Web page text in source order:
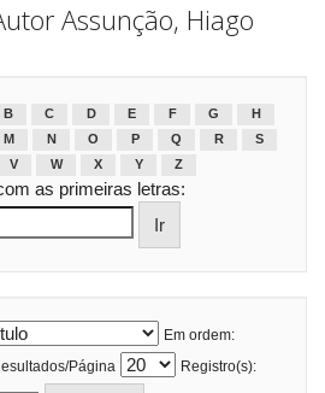
Assunção, Hiago
B C D E F G
H
M N O P Q R
S
V W X Y Z
as primeiras letras:
Em ordem:
Página
Registro(s):